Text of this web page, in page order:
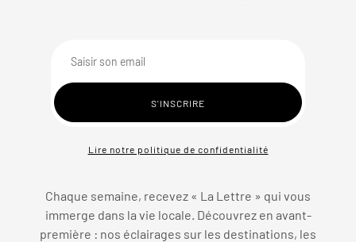
Lire notre politique de confidentialité
Chaque semaine, recevez « La Lettre » qui vous
immerge dans la vie locale. Découvrez en avant-
première : nos éclairages sur les destinations, les